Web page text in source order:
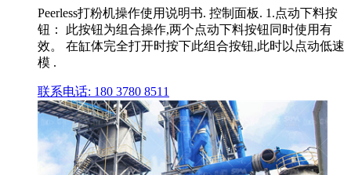
Peerless打粉机操作使用说明书. 控制面板. 1.点动下料按
钮： 此按钮为组合操作,两个点动下料按钮同时使用有
效。 在缸体完全打开时按下此组合按钮,此时以点动低速
模 .
联系电话: 180 3780 8511